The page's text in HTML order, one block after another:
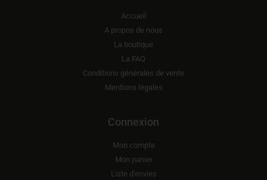
Accueil
A propos de nous
La boutique
La FAQ
Conditions générales de vente
Mentions légales
Connexion
Mon compte
Mon panier
Liste d'envies